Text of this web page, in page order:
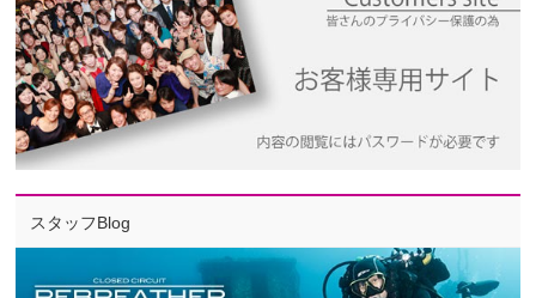
スタッフBlog